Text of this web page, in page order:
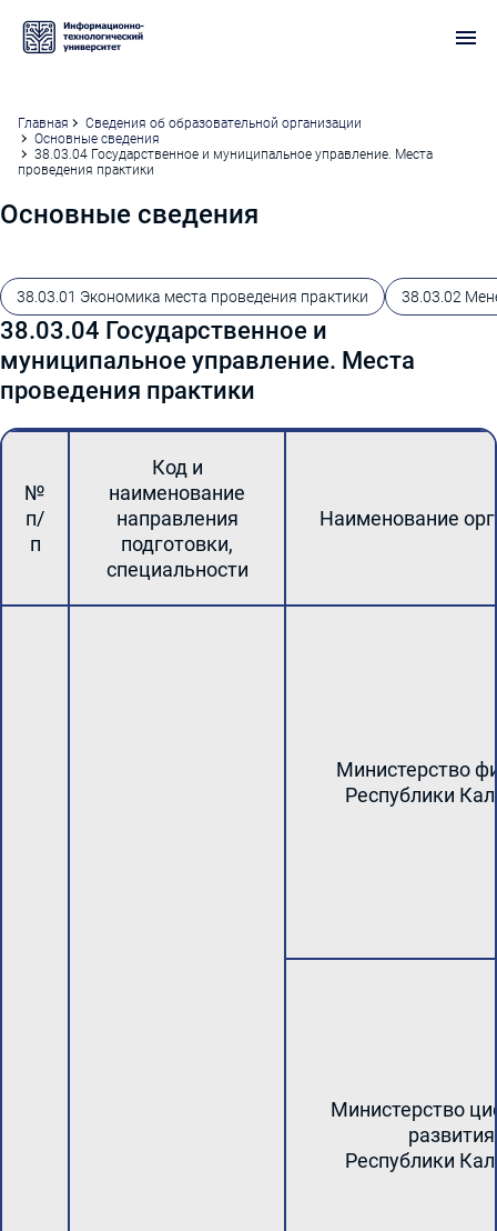
Главная
Сведения об образовательной организации
Основные сведения
38.03.04 Государственное и муниципальное управление. Места
проведения практики
Основные сведения
38.03.01 Экономика места проведения практики 38.03.02
38.03.04 Государственное и
муниципальное управление. Места
проведения практики
№
п/
п
Код и
наименование
направления
подготовки,
специальности
Наименование
Министерство
Республики
Министерство
развития
Республики